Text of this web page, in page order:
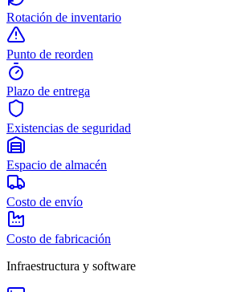
Rotación de inventario
Punto de reorden
Plazo de entrega
Existencias de seguridad
Espacio de almacén
Costo de envío
Costo de fabricación
Infraestructura y software